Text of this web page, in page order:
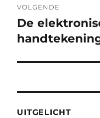
VOLGENDE
Volgend
bericht:
De
UITGELICHT